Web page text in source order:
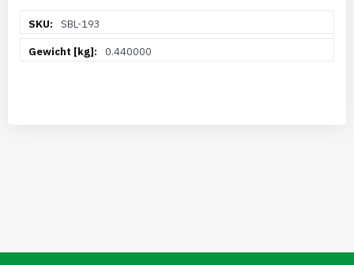
informatieSBL-193
0.440000